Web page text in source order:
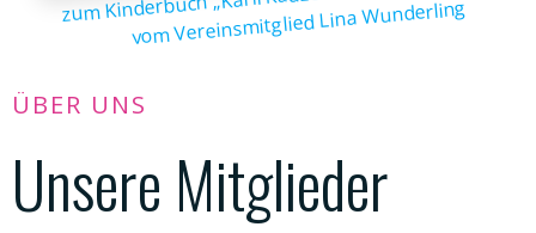
vom Vereinsmitglied Lina Wunderling
ÜBER UNS
Unsere Mitglieder